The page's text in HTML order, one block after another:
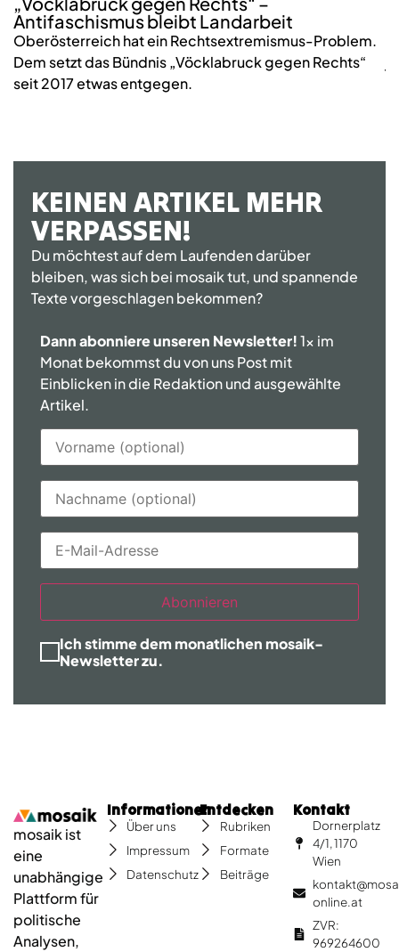
Antifaschismus bleibt Landarbeit
Oberösterreich hat ein Rechtsextremismus-Problem.
Dem setzt das Bündnis „Vöcklabruck gegen Rechts“
seit 2017 etwas entgegen.
KEINEN ARTIKEL MEHR
VERPASSEN!
Du möchtest auf dem Laufenden darüber
bleiben, was sich bei mosaik tut, und spannende
Texte vorgeschlagen bekommen?
Dann abonniere unseren Newsletter!1x im
Monat bekommst du von uns Post mit
Einblicken in die Redaktion und ausgewählte
Artikel.
Abonnieren
Ich stimme dem monatlichen mosaik-
Newsletter zu.
mosaik ist
eine
unabhängige
Plattform für
politische
Analysen,
Informationen
Über uns
Impressum
Datenschutz
Entdecken
Rubriken
Formate
Beiträge
Kontakt
Dornerplatz
4/1, 1170
Wien
online.at
ZVR:
969264600